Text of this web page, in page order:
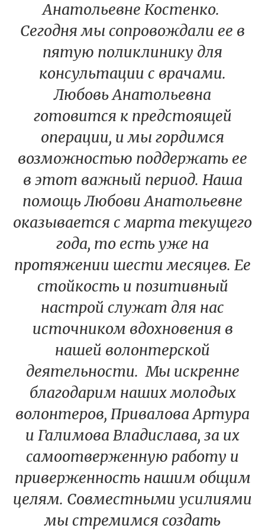
Анатольевне Костенко.
Сегодня мы сопровождали ее в
пятую поликлинику для
консультации с врачами.
Любовь Анатольевна
готовится к предстоящей
операции, и мы гордимся
возможностью поддержать ее
в этот важный период. Наша
помощь Любови Анатольевне
оказывается с марта текущего
года, то есть уже на
протяжении шести месяцев. Ее
стойкость и позитивный
настрой служат для нас
источником вдохновения в
нашей волонтерской
деятельности. Мы искренне
благодарим наших молодых
волонтеров, Привалова Артура
и Галимова Владислава, за их
самоотверженную работу и
приверженность нашим общим
целям. Совместными усилиями
мы стремимся создать